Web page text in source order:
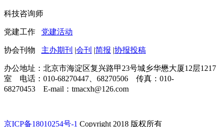
科技咨询师
党建工作 党建活动
协会刊物 主办期刊 |会刊 |简报 |协报投稿
办公地址：北京市海淀区复兴路甲23号城乡华懋大厦12层1217
室 电话：010-68270447、68270506 传真：010-
68270453 E-mail：tmacxh@126.com
京ICP备18010254号-1 Copyright 2018 版权所有